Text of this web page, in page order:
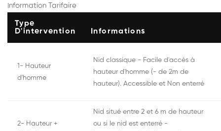
Information Tarifaire
Type
D'intervention
Informations
1- Hauteur
d'homme
Nid classique - Facile d'accès à
hauteur d'homme (- de 2m de
hauteur). Accessible et Non enterré
2- Hauteur +
Nid situé entre 2 et 6 m de hauteur
ou si le nid est enterré -